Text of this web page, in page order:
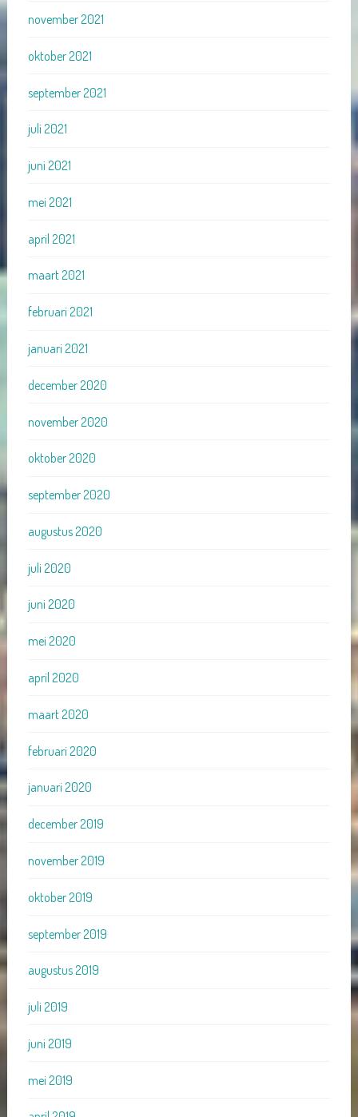
november 2021
oktober 2021
september 2021
juli 2021
juni 2021
mei 2021
april 2021
maart 2021
februari 2021
januari 2021
december 2020
november 2020
oktober 2020
september 2020
augustus 2020
juli 2020
juni 2020
mei 2020
april 2020
maart 2020
februari 2020
januari 2020
december 2019
november 2019
oktober 2019
september 2019
augustus 2019
juli 2019
juni 2019
mei 2019